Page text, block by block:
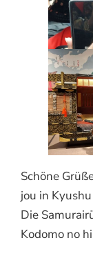
Schöne
jou in Kyushu
Die
Kodomo no